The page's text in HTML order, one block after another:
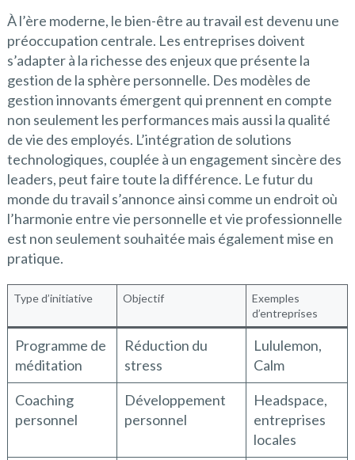
À l’ère moderne, le bien-être au travail est devenu une
préoccupation centrale. Les entreprises doivent
s’adapter à la richesse des enjeux que présente la
gestion de la sphère personnelle. Des modèles de
gestion innovants émergent qui prennent en compte
non seulement les performances mais aussi la qualité
de vie des employés. L’intégration de solutions
technologiques, couplée à un engagement sincère des
leaders, peut faire toute la différence. Le futur du
monde du travail s’annonce ainsi comme un endroit où
l’harmonie entre vie personnelle et vie professionnelle
est non seulement souhaitée mais également mise en
pratique.
Type d’initiative Objectif
Exemples
d’entreprises
Programme de
méditation
Réduction du
stress
Lululemon,
Calm
Coaching
personnel
Développement
personnel
Headspace,
entreprises
locales